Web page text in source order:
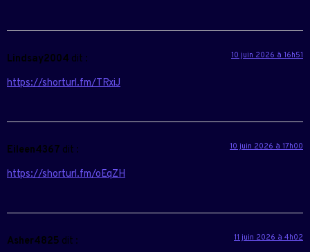
Lindsay2004 dit : 10 juin 2026 à 16h51
https://shorturl.fm/TRxiJ
Eileen4367 dit : 10 juin 2026 à 17h00
https://shorturl.fm/oEqZH
Asher4825 dit : 11 juin 2026 à 4h02